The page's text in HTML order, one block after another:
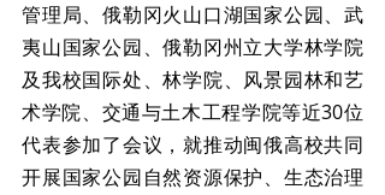
管理局、俄勒冈火山口湖国家公园、武
夷山国家公园、俄勒冈州立大学林学院
及我校国际处、林学院、风景园林和艺
术学院、交通与土木工程学院等近30位
代表参加了会议，就推动闽俄高校共同
开展国家公园自然资源保护、生态治理